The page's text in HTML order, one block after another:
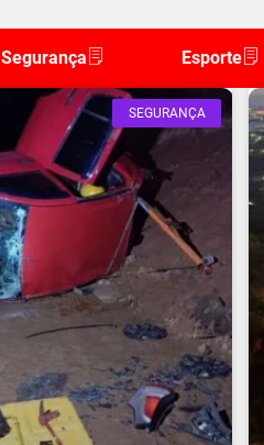
Segurança Esporte
SEGURANÇA